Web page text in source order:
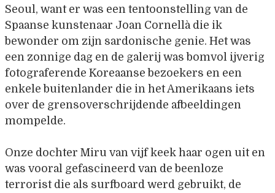
Seoul, want er was een tentoonstelling van de
Spaanse kunstenaar Joan Cornellà die ik
bewonder om zijn sardonische genie. Het was
een zonnige dag en de galerij was bomvol ijverig
fotograferende Koreaanse bezoekers en een
enkele buitenlander die in het Amerikaans iets
over de grensoverschrijdende afbeeldingen
mompelde.
Onze dochter Miru van vijf keek haar ogen uit en
was vooral gefascineerd van de beenloze
terrorist die als surfboard werd gebruikt, de